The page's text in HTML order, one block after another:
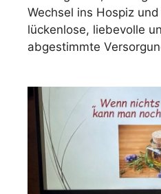
Wechsel ins Hospiz
lückenlose, liebevolle
abgestimmte